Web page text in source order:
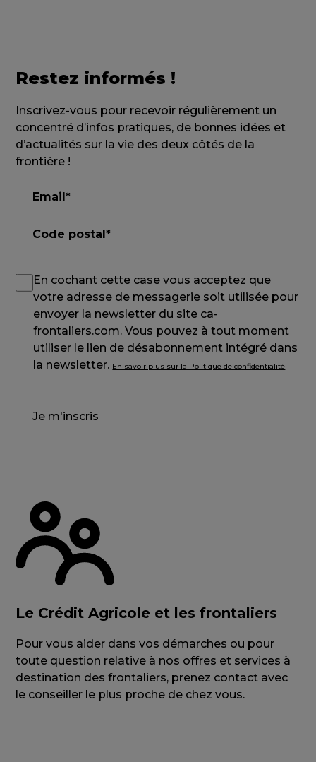
Restez informés !
Inscrivez-vous pour recevoir régulièrement un
concentré d’infos pratiques, de bonnes idées et
d’actualités sur la vie des deux côtés de la
frontière !
En cochant cette case vous acceptez que
votre adresse de messagerie soit utilisée pour
envoyer la newsletter du site ca-
frontaliers.com. Vous pouvez à tout moment
utiliser le lien de désabonnement intégré dans
la newsletter. En savoir plus sur la Politique de confidentialité
Je m'inscris
Le Crédit Agricole et les frontaliers
Pour vous aider dans vos démarches ou pour
toute question relative à nos offres et services à
destination des frontaliers, prenez contact avec
le conseiller le plus proche de chez vous.